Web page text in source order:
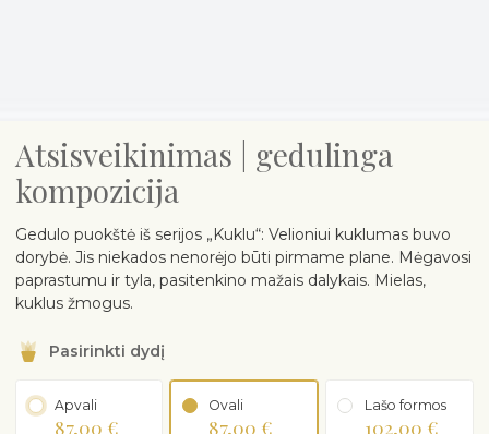
Atsisveikinimas | gedulinga
kompozicija
Gedulo puokštė iš serijos „Kuklu“: Velioniui kuklumas buvo
dorybė. Jis niekados nenorėjo būti pirmame plane. Mėgavosi
paprastumu ir tyla, pasitenkino mažais dalykais. Mielas,
kuklus žmogus.
Pasirinkti dydį
Apvali
87,00 €
Ovali
87,00 €
Lašo formos
102,00 €